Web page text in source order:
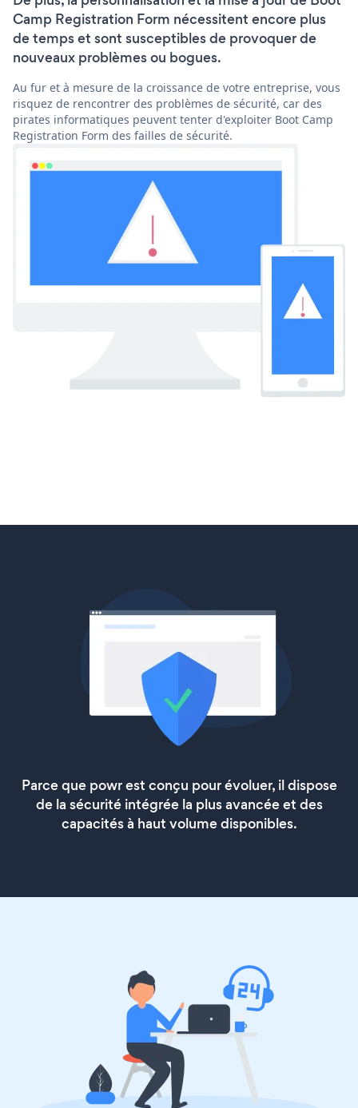
Camp Registration Form nécessitent encore plus
de temps et sont susceptibles de provoquer de
nouveaux problèmes ou bogues.
Au fur et à mesure de la croissance de votre entreprise, vous
risquez de rencontrer des problèmes de sécurité, car des
pirates informatiques peuvent tenter d'exploiter Boot Camp
Registration Form des failles de sécurité.
Parce que powr est conçu pour évoluer, il dispose
de la sécurité intégrée la plus avancée et des
capacités à haut volume disponibles.